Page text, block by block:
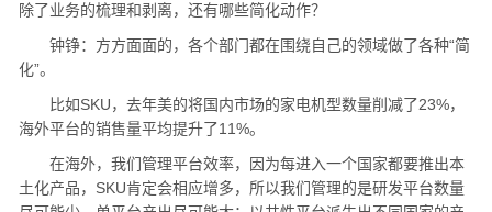
除了业务的梳理和剥离，还有哪些简化动作？
钟铮：方方面面的，各个部门都在围绕自己的领域做了各种“简
化”。
比如SKU，去年美的将国内市场的家电机型数量削减了23%，
海外平台的销售量平均提升了11%。
在海外，我们管理平台效率，因为每进入一个国家都要推出本
土化产品，SKU肯定会相应增多，所以我们管理的是研发平台数量